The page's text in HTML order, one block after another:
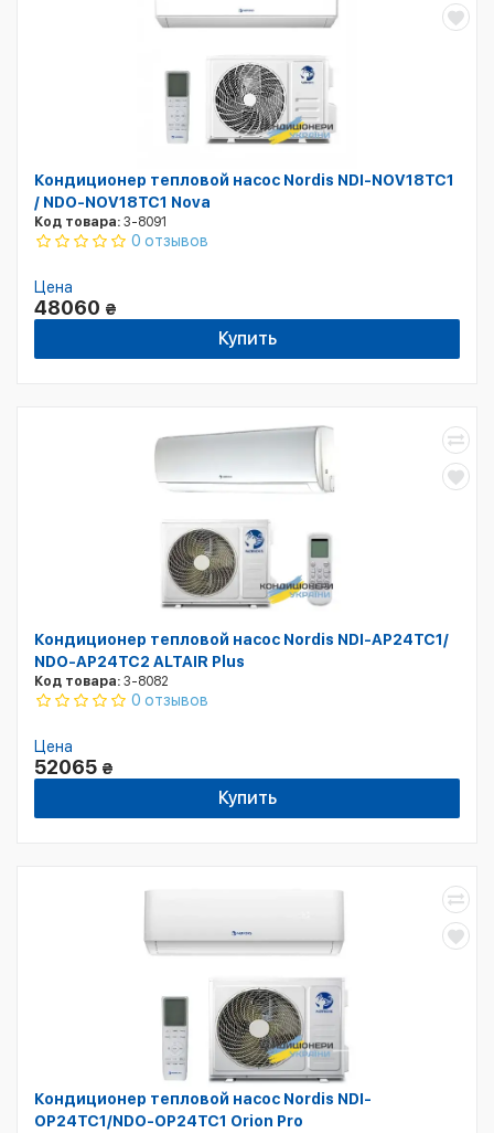
Кондиционер тепловой насос Nordis NDI-NOV18TC1
/ NDO-NOV18TC1 Nova
Код товара: 3-8091
0 отзывов
Цена
48060 ₴
Купить
Кондиционер тепловой насос Nordis NDI-AP24TC1/
NDO-AP24TC2 ALTAIR Plus
Код товара: 3-8082
0 отзывов
Цена
52065 ₴
Купить
Кондиционер тепловой насос Nordis NDI-
OP24TC1/NDO-OP24TC1 Orion Pro